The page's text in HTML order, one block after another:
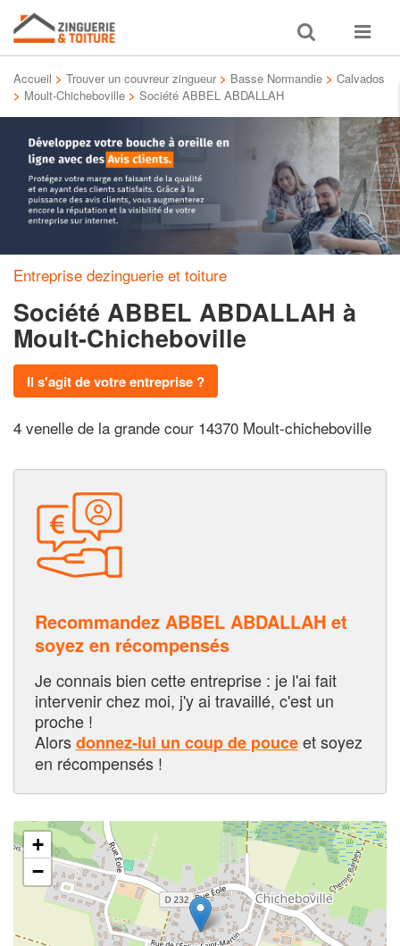
Toggle
search
Toggle
Accueil > Trouver un couvreur zingueur > Basse Normandie > Calvados
> Moult-Chicheboville > Société ABBEL ABDALLAH
Entreprise dezinguerie et toiture
Société ABBEL ABDALLAH à
Moult-Chicheboville
Il s'agit de votre entreprise ?
4 venelle de la grande cour 14370 Moult-chicheboville
Recommandez ABBEL ABDALLAH et
soyez en récompensés
Je connais bien cette entreprise : je l'ai fait
intervenir chez moi, j'y ai travaillé, c'est un
proche !
Alorsdonnez-lui un coup de pouceet soyez
en récompensés !
+
−